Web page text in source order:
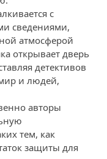
с
сведениями,
атмосферой
открывает дверь
детективов
и людей,
авторы
тем, как
защиты для